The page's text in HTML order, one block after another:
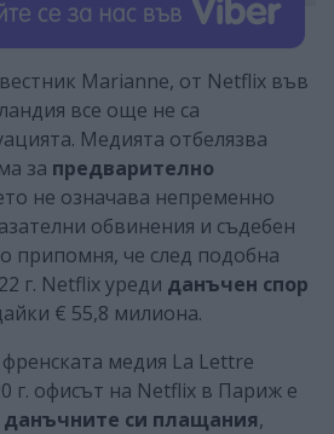
Marianne, от Netflix във
все още не са
Медията отбелязва
за предварително
не означава непременно
обвинения и съдебен
припомня, че след подобна
г. Netflix уреди данъчен спор
€ 55,8 милиона.
медия La Lettre
г. офисът на Netflix в Париж е
си плащания,